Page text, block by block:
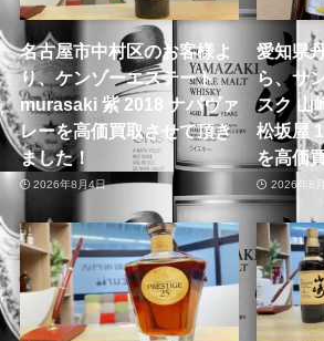
名古屋市中村区のお客様よ
り、ケンゾーエステート
murasaki 紫 2018 ナパヴァ
レーを高価買取させて頂き
ました！
2026年8月4日
愛知県
ら、サ
スク 山
松坂屋
を高価
2026年8